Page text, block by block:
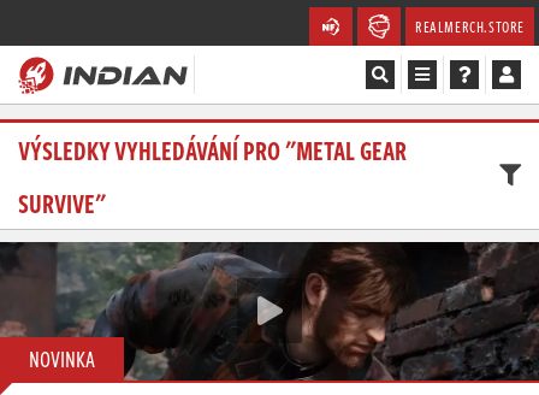
REALMERCH.STORE
Magazín
Recenze
Videa
Soutěže
Databáze
VÝSLEDKY VYHLEDÁVÁNÍ PRO "METAL GEAR
SURVIVE"
NOVINKA